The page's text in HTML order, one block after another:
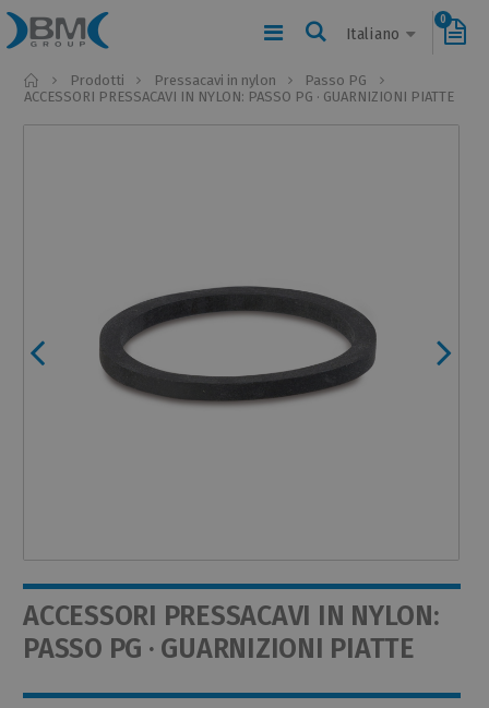
Italiano
0
Home
Prodotti Pressacavi in nylon
Passo PG
ACCESSORI PRESSACAVI IN NYLON: PASSO PG · GUARNIZIONI PIATTE
ACCESSORI PRESSACAVI IN NYLON:
PASSO PG · GUARNIZIONI PIATTE